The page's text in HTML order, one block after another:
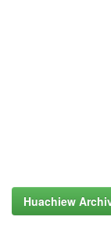
Huachiew